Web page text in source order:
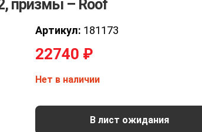
призмы – Roof
Артикул: 181173
22740 ₽
Нет в наличии
В лист ожидания